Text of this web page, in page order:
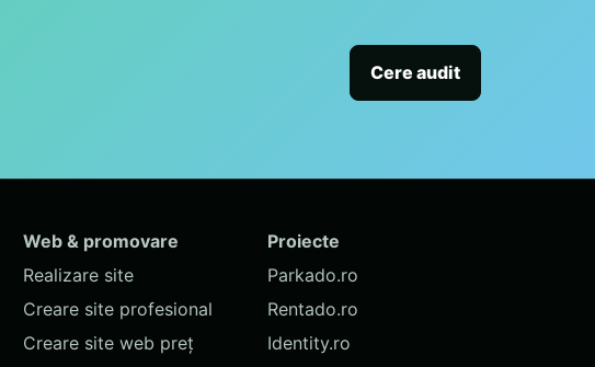
Cere audit
Web & promovare
Realizare site
Creare site profesional
Creare site web preț
Proiecte
Parkado.ro
Rentado.ro
Identity.ro